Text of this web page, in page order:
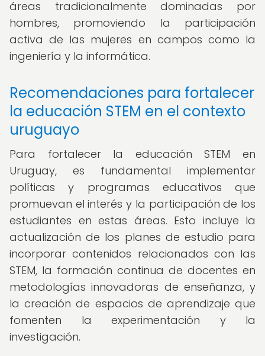
áreas tradicionalmente dominadas por
hombres, promoviendo la participación
activa de las mujeres en campos como la
ingeniería y la informática.
Recomendaciones para fortalecer
la educación STEM en el contexto
uruguayo
Para fortalecer la educación STEM en
Uruguay, es fundamental implementar
políticas y programas educativos que
promuevan el interés y la participación de los
estudiantes en estas áreas. Esto incluye la
actualización de los planes de estudio para
incorporar contenidos relacionados con las
STEM, la formación continua de docentes en
metodologías innovadoras de enseñanza, y
la creación de espacios de aprendizaje que
fomenten la experimentación y la
investigación.